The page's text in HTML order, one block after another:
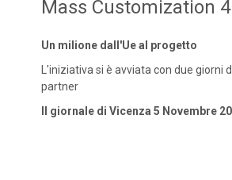
Mass Customization
Un milione dall'Ue al progetto
L'iniziativa si è avviata con due giorni
partner
Il giornale di Vicenza 5 Novembre